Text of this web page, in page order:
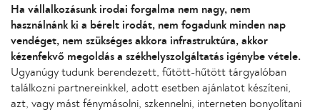
Ha vállalkozásunk irodai forgalma nem nagy, nem
használnánk ki a bérelt irodát, nem fogadunk minden nap
vendéget, nem szükséges akkora infrastruktúra, akkor
kézenfekvő megoldás a székhelyszolgáltatás igénybe vétele.
Ugyanúgy tudunk berendezett, fűtött-hűtött tárgyalóban
találkozni partnereinkkel, adott esetben ajánlatot készíteni,
azt, vagy mást fénymásolni, szkennelni, interneten bonyolítani